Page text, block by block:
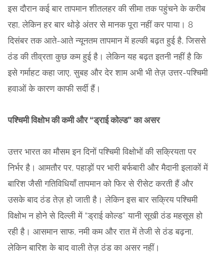
इस दौरान कई बार तापमान शीतलहर की सीमा तक पहुंचने के करीब
रहा, लेकिन हर बार थोड़े अंतर से मानक पूरा नहीं कर पाया। 8
दिसंबर तक आते-आते न्यूनतम तापमान में हल्की बढ़त हुई है, जिससे
ठंड की तीव्रता कुछ कम हुई है। लेकिन यह बढ़त इतनी नहीं है कि
इसे गर्माहट कहा जाए, सुबह और देर शाम अभी भी तेज़ उत्तर-पश्चिमी
हवाओं के कारण काफी सर्दी हैं।
पश्चिमी विक्षोभ की कमी और “ड्राई कोल्ड” का असर
उत्तर भारत का मौसम इन दिनों पश्चिमी विक्षोभों की सक्रियता पर
निर्भर है। आमतौर पर, पहाड़ों पर भारी बर्फबारी और मैदानी इलाकों में
बारिश जैसी गतिविधियाँ तापमान को फिर से रीसेट करती हैं और
उसके बाद ठंड तेज़ हो जाती है। लेकिन इस बार सक्रिय पश्चिमी
विक्षोभ न होने से दिल्ली में “ड्राई कोल्ड” यानी सूखी ठंड महसूस हो
रही है। आसमान साफ, नमी कम और रात में तेजी से ठंड बढ़ना,
लेकिन बारिश के बाद वाली तेज़ ठंड का असर नहीं।